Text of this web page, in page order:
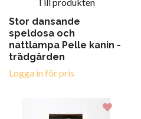
Stor dansande
speldosa och
nattlampa Pelle kanin -
trädgården
Logga in för pris